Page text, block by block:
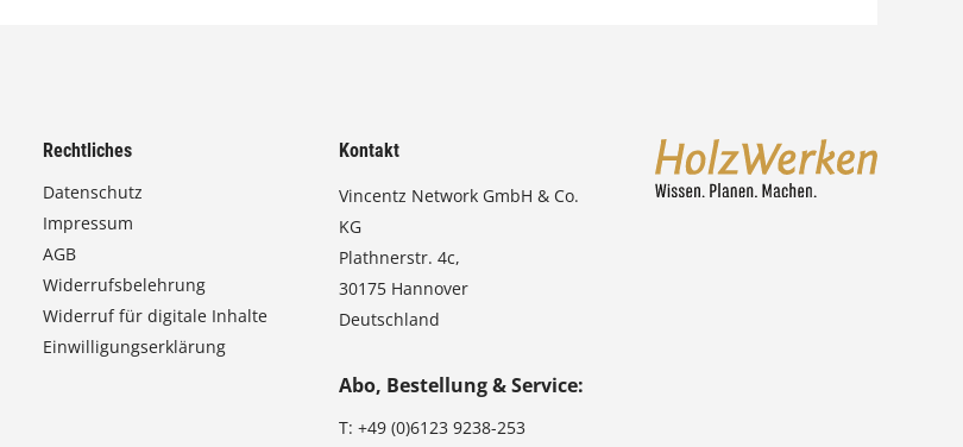
Rechtliches
Datenschutz
Impressum
AGB
Widerrufsbelehrung
Widerruf für digitale Inhalte
Einwilligungserklärung
Kontakt
Vincentz Network GmbH & Co.
KG
Plathnerstr. 4c,
30175 Hannover
Deutschland
Abo, Bestellung & Service:
T:+49 (0)6123 9238-253